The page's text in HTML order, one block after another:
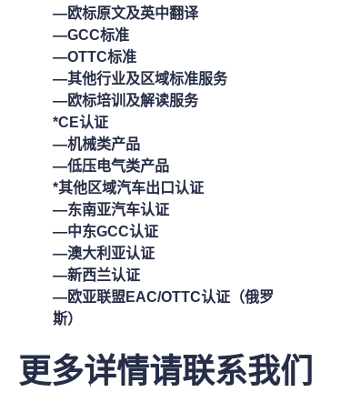
—欧标原文及英中翻译
—GCC标准
—OTTC标准
—其他行业及区域标准服务
—欧标培训及解读服务
*CE认证
—机械类产品
—低压电气类产品
*其他区域汽车出口认证
—东南亚汽车认证
—中东GCC认证
—澳大利亚认证
—新西兰认证
—欧亚联盟EAC/OTTC认证（俄罗
斯）
更多详情请联系我们